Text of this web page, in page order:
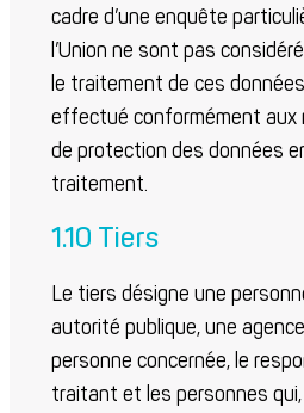
cadre d’une enquête
l’Union ne sont pas
le traitement de ces
effectué conformément aux
de protection des données
traitement.
1.10 Tiers
Le tiers désigne une
autorité publique, une
personne concernée, le
traitant et les personnes